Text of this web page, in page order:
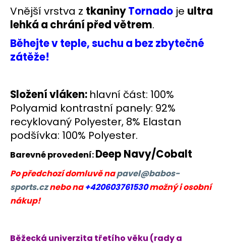
Vnější vrstva z tkaninyTornado je ultra
lehká a chrání před větrem.
Běhejte v teple, suchu a bez zbytečné
zátěže!
Složení vláken: hlavní část: 100%
Polyamid kontrastní panely: 92%
recyklovaný Polyester, 8% Elastan
podšívka: 100% Polyester.
Barevné provedení:Deep Navy/Cobalt
Po předchozí domluvě napavel@babos-
sports.cznebo na+420603761530možný i osobní
nákup!
Běžecká univerzita třetího věku (rady a